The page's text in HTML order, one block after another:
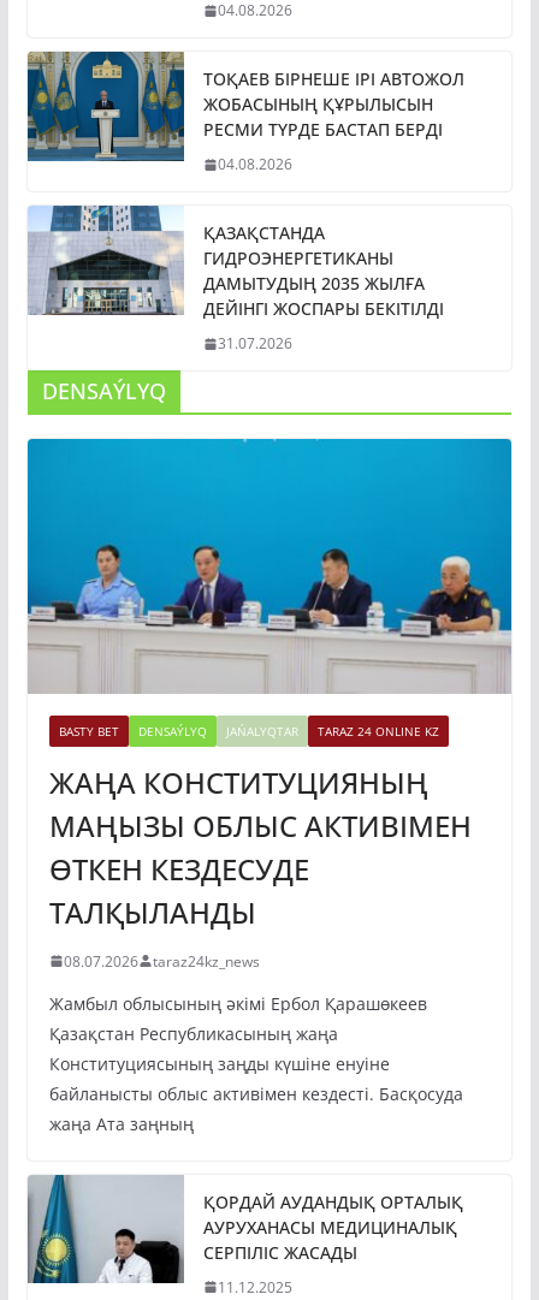
04.08.2026
ТОҚАЕВ БІРНЕШЕ ІРІ АВТОЖОЛ
ЖОБАСЫНЫҢ ҚҰРЫЛЫСЫН
РЕСМИ ТҮРДЕ БАСТАП БЕРДІ
04.08.2026
ҚАЗАҚСТАНДА
ГИДРОЭНЕРГЕТИКАНЫ
ДАМЫТУДЫҢ 2035 ЖЫЛҒА
ДЕЙІНГІ ЖОСПАРЫ БЕКІТІЛДІ
31.07.2026
DENSAÝLYQ
BASTY BET DENSAÝLYQ JAŃALYQTAR TARAZ 24 ONLINE KZ
ЖАҢА КОНСТИТУЦИЯНЫҢ
МАҢЫЗЫ ОБЛЫС АКТИВІМЕН
ӨТКЕН КЕЗДЕСУДЕ
ТАЛҚЫЛАНДЫ
08.07.2026 taraz24kz_news
Жамбыл облысының әкімі Ербол Қарашөкеев
Қазақстан Республикасының жаңа
Конституциясының заңды күшіне енуіне
байланысты облыс активімен кездесті. Басқосуда
жаңа Ата заңның
ҚОРДАЙ АУДАНДЫҚ ОРТАЛЫҚ
АУРУХАНАСЫ МЕДИЦИНАЛЫҚ
СЕРПІЛІС ЖАСАДЫ
11.12.2025